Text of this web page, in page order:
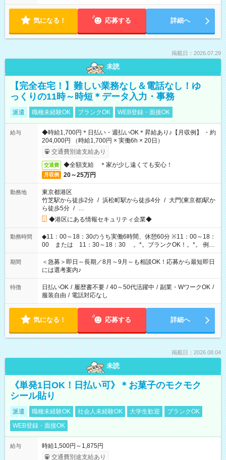
気になる！ 応募する 詳細へ
掲載日：2026.07.29
未読
【完全在宅！】難しい業務なし＆電話なし！ゆ
っくりの11時～時短＊データ入力・事務
派遣 職種未経験OK ブランクOK WEB登録・面接OK
給与
◆時給1,700円＊日払い・週払いOK＊昇給あり♪【月収例】 ・約
204,000円 （時給1,700円 × 実働6h × 20日）
交通費別途支給あり
交通費 ◆全額支給 ＊家が少し遠くても安心！
月収例 20～25万円
勤務地
東京都港区
竹芝駅から徒歩2分 / 浜松町駅から徒歩4分 / 大門(東京都)駅か
ら徒歩5分 / …
◆港区にある情報セキュリティ企業◆
勤務時間
◆11：00～18：30のうち実働6時間、休憩60分 ※11：00～18：
00 または 11：30～18：30 。*。ブランクOK！。*。 例え
ば前職が、 在宅/財団法人/事務/コールセンター/受付/販売/カフェ
スタッフ スイーツ販売/ホテルフロント/化粧品販売/など 様々な
業界から入社して活躍されています♪
期間
＜急募＞即日～長期／8月～9月～も相談OK！応募から最短即日
には選考案内♪
特徴 日払いOK / 履歴書不要 / 40～50代活躍中 / 副業・WワークOK /
服装自由 / 電話対応なし
気になる！ 応募する 詳細へ
掲載日：2026.08.04
未読
《単発1日OK！日払い可》＊お菓子のモクモク
シール貼り
派遣 職種未経験OK 社会人未経験OK 大学生歓迎
ブランクOK
WEB登録・面接OK
給与
時給1,500円～1,875円
交通費別途支給あり